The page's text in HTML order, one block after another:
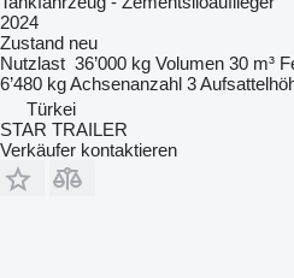
2024
Zustand neu
Nutzlast 36’000 kg Volumen 30 m³
6’480 kgAchsenanzahl 3
Türkei
STAR TRAILER
Verkäufer kontaktieren